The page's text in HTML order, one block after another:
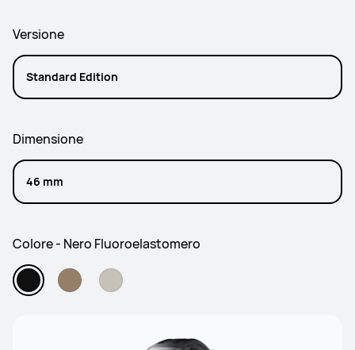
Versione
Standard Edition
Dimensione
46 mm
Colore - Nero Fluoroelastomero